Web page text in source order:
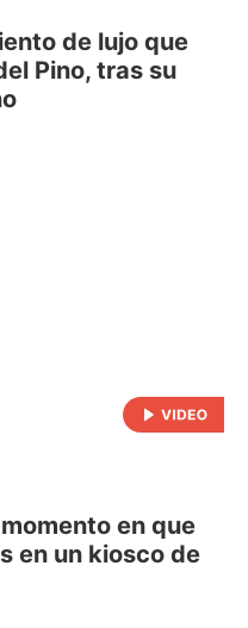
de lujo que
Pino, tras su
en que
en un kiosco de